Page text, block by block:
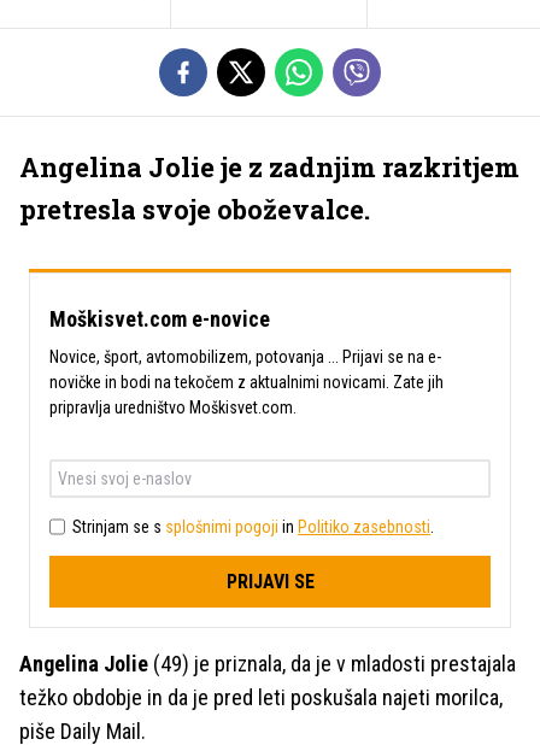
Angelina Jolie je z zadnjim razkritjem
pretresla svoje oboževalce.
Moškisvet.com e-novice
Novice, šport, avtomobilizem, potovanja ... Prijavi se na e-
novičke in bodi na tekočem z aktualnimi novicami. Zate jih
pripravlja uredništvo Moškisvet.com.
Strinjam se s splošnimi pogoji in Politiko zasebnosti
PRIJAVI SE
Angelina Jolie (49) je priznala, da je v mladosti prestajala
težko obdobje in da je pred leti poskušala najeti morilca,
piše Daily Mail.